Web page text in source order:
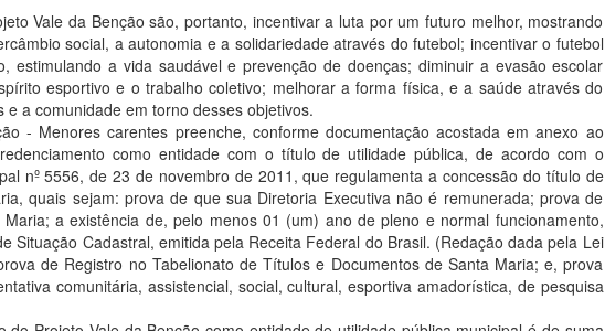
Vale da Benção são, portanto, incentivar a luta por um futuro melhor, mostrando
social, a autonomia e a solidariedade através do futebol; incentivar o futebol
estimulando a vida saudável e prevenção de doenças; diminuir a evasão escolar
esportivo e o trabalho coletivo; melhorar a forma física, e a saúde através do
a comunidade em torno desses objetivos.
- Menores carentes preenche, conforme documentação acostada em anexo ao
como entidade com o título de utilidade pública, de acordo com o
nº 5556, de 23 de novembro de 2011, que regulamenta a concessão do título de
quais sejam: prova de que sua Diretoria Executiva não é remunerada; prova de
a existência de, pelo menos 01 (um) ano de pleno e normal funcionamento,
Situação Cadastral, emitida pela Receita Federal do Brasil. (Redação dada pela Lei
de Registro no Tabelionato de Títulos e Documentos de Santa Maria; e, prova
comunitária, assistencial, social, cultural, esportiva amadorística, de pesquisa